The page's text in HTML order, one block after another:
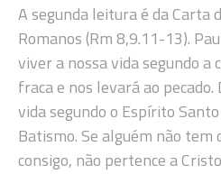
A segunda leitura é da Carta
Romanos (Rm 8,9.11-13).
viver a nossa vida segundo a
fraca e nos levará ao
vida segundo o Espírito
Batismo. Se alguém não tem
consigo, não pertence a